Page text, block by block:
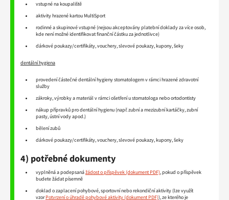
vstupné na koupaliště
aktivity hrazené kartou MultiSport
rodinné a skupinové vstupné (nejsou akceptovány platební doklady za více osob,
kde není možné identifikovat finanční částku za jednotlivce)
dárkové poukazy/certifikáty, vouchery, slevové poukazy, kupony, šeky
dentální hygiena
provedení částečné dentální hygieny stomatologem v rámci hrazené zdravotní
služby
zákroky, výrobky a materiál v rámci ošetření u stomatologa nebo ortodontisty
nákup přípravků pro dentální hygienu (např. zubní a mezizubní kartáčky, zubní
pasty, ústní vody apod.)
bělení zubů
dárkové poukazy/certifikáty, vouchery, slevové poukazy, kupony, šeky
4) potřebné dokumenty
vyplněná a podepsanážádost o příspěvek
, pokud o příspěvek
budete žádat písemně
doklad o zaplacení pohybové, sportovní nebo rekondiční aktivity (lze využít
vzorPotvrzení o úhradě pohybové aktivity
), ze kterého je